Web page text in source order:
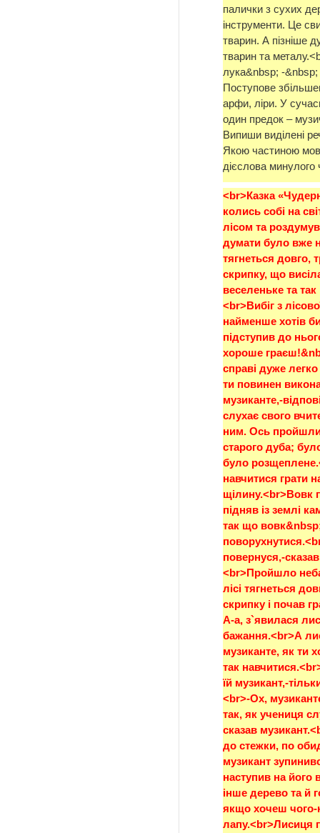
палички з сухих
інструменти. Це
тварин. А пізніше
тварин та
лука&nbsp; -&nbsp;
Поступове
арфи, ліри. У
один предок –
Випиши виділені
Якою частиною
дієслова
<br>Казка
колись собі на
лісом та
думати було вже
тягнеться довго,
скрипку, що
веселеньке та
<br>Вибіг з
найменше хотів
підступив до
хороше
справі дуже
ти повинен
музиканте,-
слухає свого
ним. Ось пройшли
старого дуба;
було
навчитися грати
щілину.<br>Вовк
підняв із землі
так що
повернуся,-
<br>Пройшло
лісі тягнеться
скрипку і почав
А-а, з`явилася
бажання.<br>А
музиканте, як ти
так
їй музикант,-
<br>-Ох,
так, як учениця
сказав
до стежки, по
музикант
наступив на його
інше дерево та й
якщо хочеш чого-
лапу.<br>Лисиця